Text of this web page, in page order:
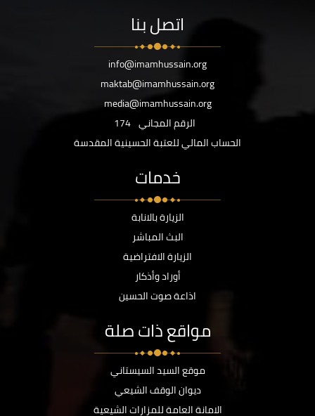
اتصل بنا
info@imamhussain.org
maktab@imamhussain.org
media@imamhussain.org
الرقم المجاني 174
الحساب المالي للعتبة الحسينية المقدسة
خدمات
الزيارة بالانابة
البث المباشر
الزيارة الافتراضية
أوراد وأذكار
اذاعة صوت الحسين
مواقع ذات صلة
موقع السيد السيستاني
ديوان الوقف الشيعي
الامانة العامة للمزارات الشيعية